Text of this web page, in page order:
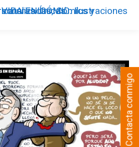
Contacta conmigo